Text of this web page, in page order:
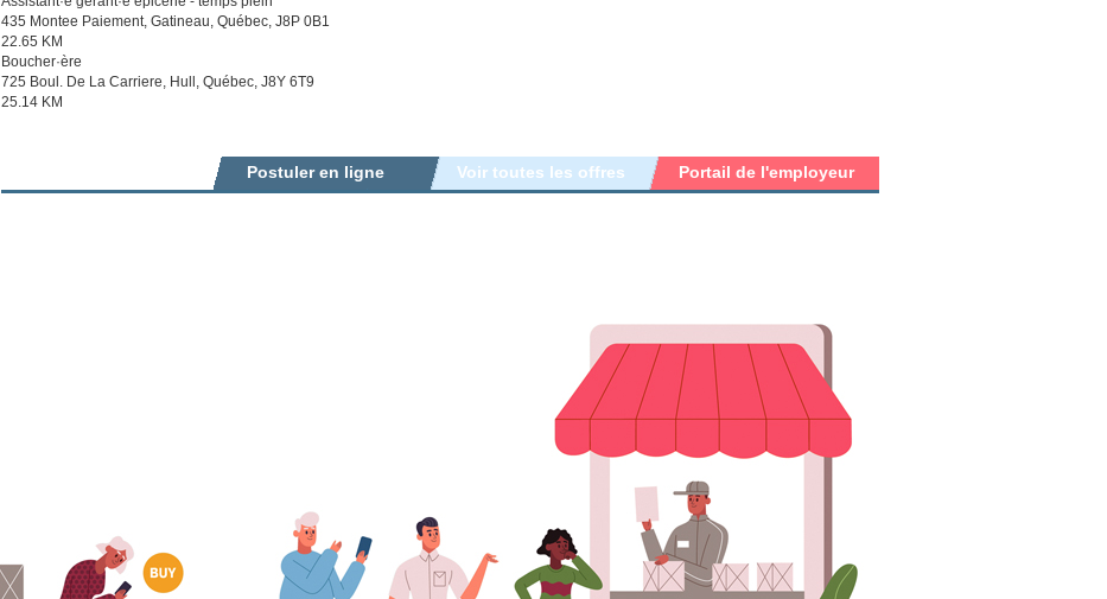
435 Montee Paiement, Gatineau, Québec, J8P 0B1
22.65 KM
Boucher·ère
725 Boul. De La Carriere, Hull, Québec, J8Y 6T9
25.14 KM
Portail de l'employeur
Voir toutes les offres
Postuler en ligne